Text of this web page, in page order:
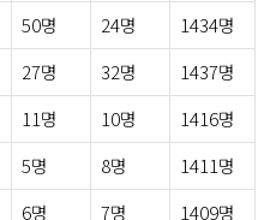
50명 24명
1434명
27명 32명
1437명
11명 10명
1416명
5명 8명
1411명
6명 7명 1409명